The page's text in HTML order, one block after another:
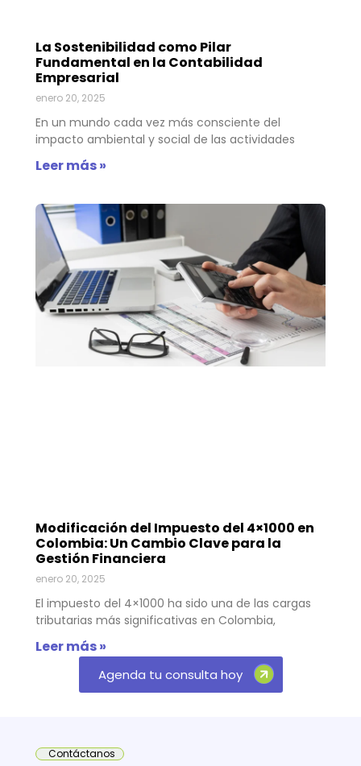
La Sostenibilidad como Pilar
Fundamental en la Contabilidad
Empresarial
enero 20, 2025
En un mundo cada vez más consciente del
impacto ambiental y social de las actividades
Leer más »
Modificación del Impuesto del 4×1000 en
Colombia: Un Cambio Clave para la
Gestión Financiera
enero 20, 2025
El impuesto del 4×1000 ha sido una de las cargas
tributarias más significativas en Colombia,
Leer más »
Agenda tu consulta hoy
Contáctanos